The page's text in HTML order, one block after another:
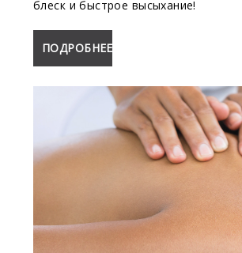
блеск и быстрое высыхание!
ПОДРОБНЕЕ